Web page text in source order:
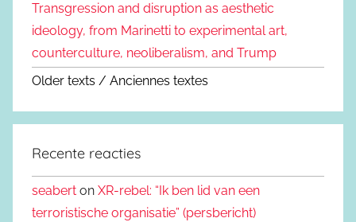
Transgression and disruption as aesthetic
ideology, from Marinetti to experimental art,
counterculture, neoliberalism, and Trump
Older texts / Anciennes textes
Recente reacties
seabert on XR-rebel: “Ik ben lid van een
terroristische organisatie” (persbericht)